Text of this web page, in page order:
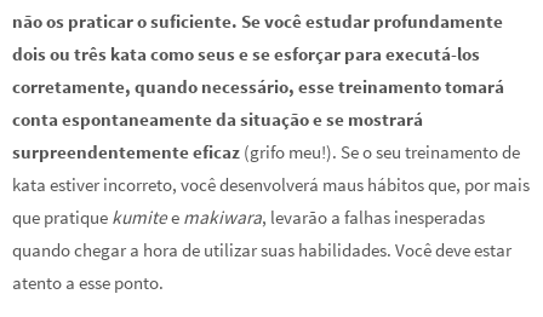
não os praticar o suficiente. Se você estudar profundamente
dois ou três kata como seus e se esforçar para executá-los
corretamente, quando necessário, esse treinamento tomará
conta espontaneamente da situação e se mostrará
surpreendentemente eficaz (grifo meu!). Se o seu treinamento de
kata estiver incorreto, você desenvolverá maus hábitos que, por mais
que pratique kumitee makiwara, levarão a falhas inesperadas
quando chegar a hora de utilizar suas habilidades. Você deve estar
atento a esse ponto.